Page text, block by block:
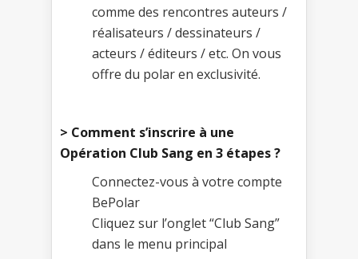
comme des rencontres auteurs /
réalisateurs / dessinateurs /
acteurs / éditeurs / etc. On vous
offre du polar en exclusivité.
> Comment s’inscrire à une
Opération Club Sang en 3 étapes ?
Connectez-vous à votre compte
BePolar
Cliquez sur l’onglet “Club Sang”
dans le menu principal